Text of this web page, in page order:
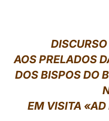
AOS PRELADOS
DOS BISPOS DO
EM VISITA